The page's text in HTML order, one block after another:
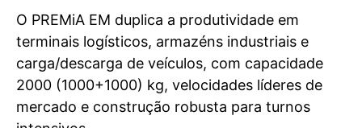
O PREMiA EM duplica a produtividade em
terminais logísticos, armazéns industriais e
carga/descarga de veículos, com capacidade
2000 (1000+1000) kg, velocidades líderes de
mercado e construção robusta para turnos